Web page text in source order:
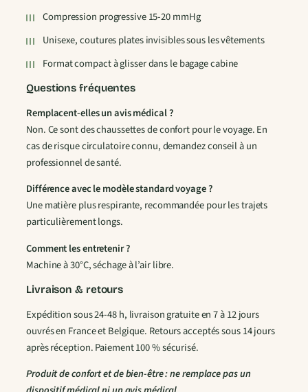
o
m
r
e
s
i
o
n
R
e
s
i
r
a
t
e
s
V
o
Compression progressive 15-20 mmHg
Unisexe, coutures plates invisibles sous les vêtements
Format compact à glisser dans le bagage cabine
Questions fréquentes
Remplacent-elles un avis médical ?
Non. Ce sont des chaussettes de confort pour le voyage. En
cas de risque circulatoire connu, demandez conseil à un
professionnel de santé.
Différence avec le modèle standard voyage ?
Une matière plus respirante, recommandée pour les trajets
particulièrement longs.
Comment les entretenir ?
Machine à 30°C, séchage à l’air libre.
Livraison & retours
Expédition sous 24-48 h, livraison gratuite en 7 à 12 jours
ouvrés en France et Belgique. Retours acceptés sous 14 jours
après réception. Paiement 100 % sécurisé.
Produit de confort et de bien-être : ne remplace pas un